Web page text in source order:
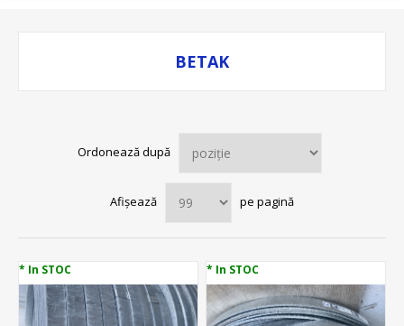
BETAK
Ordonează după
Afișează pe pagină
* In STOC * In STOC